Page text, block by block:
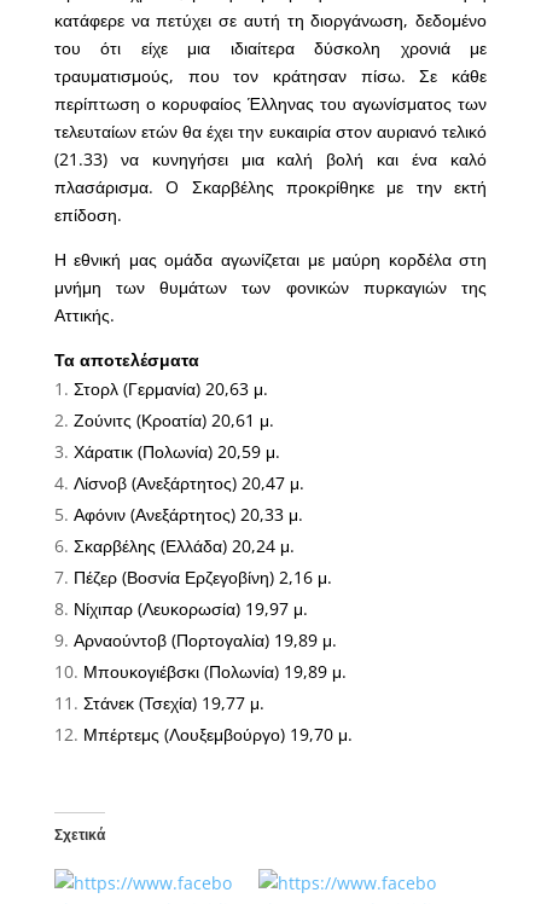
κατάφερε να πετύχει σε αυτή τη διοργάνωση, δεδομένο
του ότι είχε μια ιδιαίτερα δύσκολη χρονιά με
τραυματισμούς, που τον κράτησαν πίσω. Σε κάθε
περίπτωση ο κορυφαίος Έλληνας του αγωνίσματος των
τελευταίων ετών θα έχει την ευκαιρία στον αυριανό τελικό
(21.33) να κυνηγήσει μια καλή βολή και ένα καλό
πλασάρισμα. O Σκαρβέλης προκρίθηκε με την εκτή
επίδοση.
Η εθνική μας ομάδα αγωνίζεται με μαύρη κορδέλα στη
μνήμη των θυμάτων των φονικών πυρκαγιών της
Αττικής.
Τα αποτελέσματα
Στορλ (Γερμανία) 20,63 μ.
Ζούνιτς (Κροατία) 20,61 μ.
Χάρατικ (Πολωνία) 20,59 μ.
Λίσνοβ (Ανεξάρτητος) 20,47 μ.
Αφόνιν (Ανεξάρτητος) 20,33 μ.
Σκαρβέλης (Ελλάδα) 20,24 μ.
Πέζερ (Βοσνία Ερζεγοβίνη) 2,16 μ.
Νίχιπαρ (Λευκορωσία) 19,97 μ.
Αρναούντοβ (Πορτογαλία) 19,89 μ.
Μπουκογιέβσκι (Πολωνία) 19,89 μ.
Στάνεκ (Τσεχία) 19,77 μ.
Μπέρτεμς (Λουξεμβούργο) 19,70 μ.
Σχετικά